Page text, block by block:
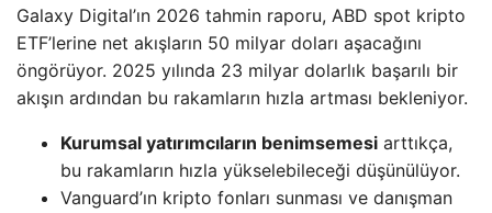
Galaxy Digital’ın 2026 tahmin raporu, ABD spot kripto
ETF’lerine net akışların 50 milyar doları aşacağını
öngörüyor. 2025 yılında 23 milyar dolarlık başarılı bir
akışın ardından bu rakamların hızla artması bekleniyor.
Kurumsal yatırımcıların benimsemesi arttıkça,
bu rakamların hızla yükselebileceği düşünülüyor.
Vanguard’ın kripto fonları sunması ve danışman